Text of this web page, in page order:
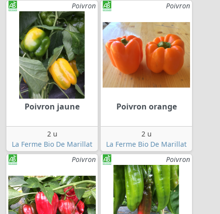
Poivron
Poivron jaune
2 u
La Ferme Bio De Marillat
Poivron
Poivron orange
2 u
La Ferme Bio De Marillat
Poivron
Poivron